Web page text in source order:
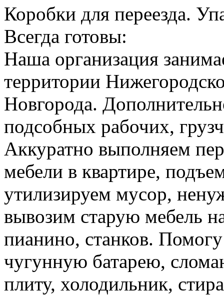
Коробки для переезда.
Всегда готовы:
Наша организация
территории
Новгорода.
подсобных рабочих,
Аккуратно выполняем
мебели в квартире,
утилизируем мусор,
вывозим старую мебель
пианино, станков.
чугунную батарею,
плиту, холодильник,